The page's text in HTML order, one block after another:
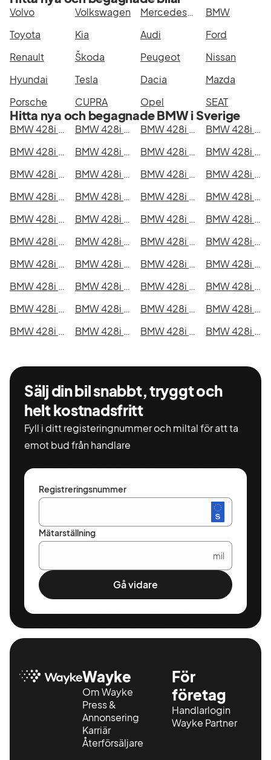
Volvo Volkswagen Mercedes-Benz
BMW
Toyota
Kia Audi
Ford
Renault
Škoda Peugeot
Nissan
Hyundai
Tesla Dacia
Mazda
Porsche
CUPRA Opel SEAT
Hitta nya och begagnade BMW i Sverige
BMW 428i xDrive Gran Coupé i Stockholm BMW 428i xDrive Gran Coupé i Göteborg BMW 428i xDrive Gran Coupé i Helsingborg
BMW 428i xDrive Gran Coupé i Jönköping
BMW 428i xDrive Gran Coupé i Malmö
BMW 428i xDrive Gran Coupé i Örebro BMW 428i xDrive Gran Coupé i Norrköping
BMW 428i xDrive Gran Coupé i Linköping
BMW 428i xDrive Gran Coupé i Uppsala
BMW 428i xDrive Gran Coupé i Västerås BMW 428i xDrive Gran Coupé i Halmstad
BMW 428i xDrive Gran Coupé i Växjö
BMW 428i xDrive Gran Coupé i Eskilstuna
BMW 428i xDrive Gran Coupé i Kalmar BMW 428i xDrive Gran Coupé i Karlskrona
BMW 428i xDrive Gran Coupé i Karlstad
BMW 428i xDrive Gran Coupé i Kristianstad
BMW 428i xDrive Gran Coupé i Sundsvall BMW 428i xDrive Gran Coupé i Umeå
BMW 428i xDrive Gran Coupé i Varberg
BMW 428i xDrive Gran Coupé i Borås
BMW 428i xDrive Gran Coupé i Falkenberg BMW 428i xDrive Gran Coupé i Gävle
BMW 428i xDrive Gran Coupé i Luleå
BMW 428i xDrive Gran Coupé i Lund
BMW 428i xDrive Gran Coupé i Mönsterås BMW 428i xDrive Gran Coupé i Uddevalla
BMW 428i xDrive Gran Coupé i Västervik
BMW 428i xDrive Gran Coupé i Ystad
BMW 428i xDrive Gran Coupé i Östersund BMW 428i xDrive Gran Coupé i Borlänge
BMW 428i xDrive Gran Coupé i Kiruna
BMW 428i xDrive Gran Coupé i Nyköping
BMW 428i xDrive Gran Coupé i Oskarshamn BMW 428i xDrive Gran Coupé i Sigtuna
BMW 428i xDrive Gran Coupé i Skellefteå
BMW 428i xDrive Gran Coupé i Skövde
BMW 428i xDrive Gran Coupé i Trollhättan BMW 428i xDrive Gran Coupé i Alingsås BMW 428i xDrive Gran Coupé i Båstad
Sälj din bil snabbt, tryggt och
helt kostnadsfritt
Fyll i ditt registeringnummer och miltal för att ta
emot bud från handlare
Registreringsnummer
Mätarställning
mil
Gå vidare
Wayke
Om Wayke
Press &
Annonsering
Karriär
Återförsäljare
För
företag
Handlarlogin
Wayke Partner